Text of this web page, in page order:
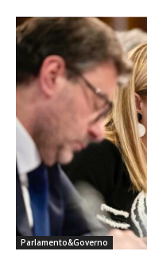
Parlamento&Governo